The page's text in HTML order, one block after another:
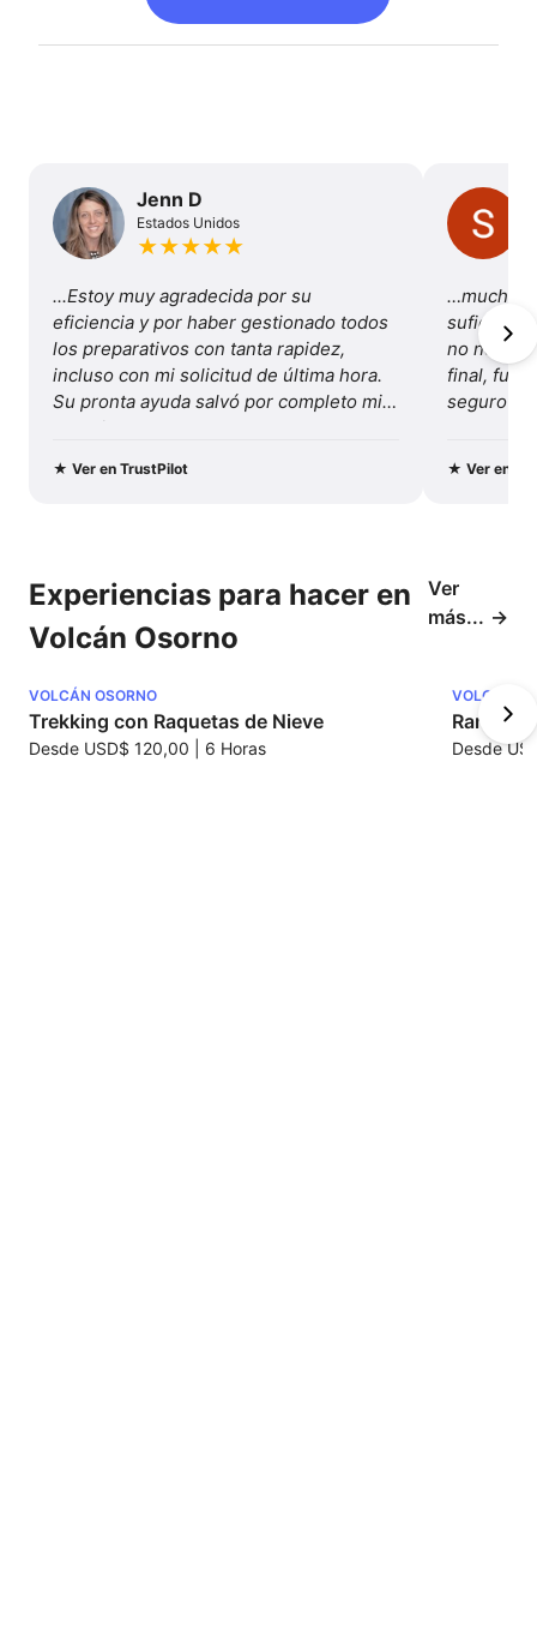
Jenn D
Estados Unidos
★★★★★
...Estoy muy agradecida por su
eficiencia y por haber gestionado todos
los preparativos con tanta rapidez,
incluso con mi solicitud de última hora.
Su pronta ayuda salvó por completo mis
vacaciones...
★ Ver en TrustPilot
…mucha
suficiente
no
final, fue
seguro y
★Ver en
Experiencias para hacer en
Volcán Osorno
Ver
más...
VOLCÁN OSORNO
Trekking con Raquetas de Nieve
Desde USD$ 120,00 6 Horas
VOLCÁN
Desde